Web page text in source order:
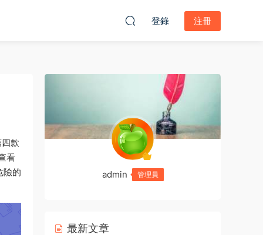
登錄 注冊
款
看
險的
admin 管理員
最新文章